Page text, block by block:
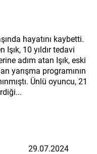
hayatını kaybetti.
Işık, 10 yıldır tedavi
adım atan Işık, eski
yarışma programının
Ünlü oyuncu, 21
29.07.2024